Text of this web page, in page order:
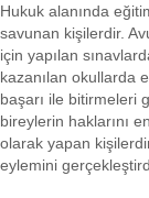
Hukuk alanında
savunan kişilerdir.
için yapılan
kazanılan okullarda
başarı ile bitirmeleri
bireylerin haklarını
olarak yapan
eylemini